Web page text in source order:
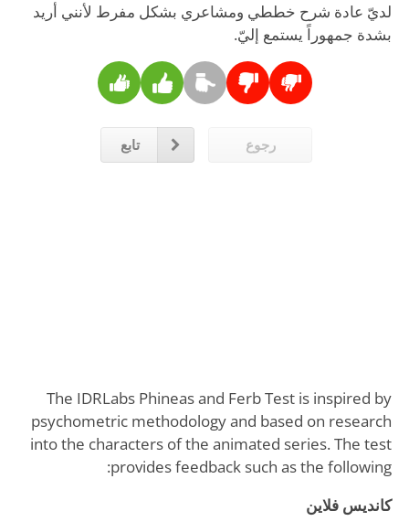
لديّ عادة شرح خططي ومشاعري بشكل مفرط لأنني أريد
بشدة جمهوراً يستمع إليّ.
رجوع تابع
The IDRLabs Phineas and Ferb Test is inspired by
psychometric methodology and based on research
into the characters of the animated series. The test
provides feedback such as the following:
كانديس فلاين